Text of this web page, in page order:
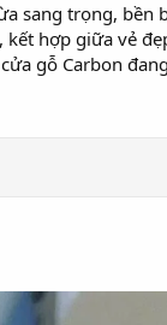
sang trọng, bền
hợp giữa vẻ
gỗ Carbon